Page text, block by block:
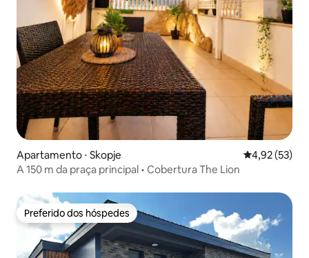
Apartamento ⋅ Skopje 4,92 de uma
4,92 (53)
A 150 m da praça principal • Cobertura The Lion
Preferido dos hóspedes
Preferido dos hóspedes